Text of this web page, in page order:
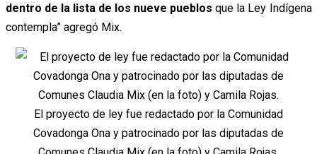
dentro de la lista de los nueve pueblos que la Ley Indígena
contempla” agregó Mix.
El proyecto de ley fue redactado por la Comunidad
Covadonga Ona y patrocinado por las diputadas de